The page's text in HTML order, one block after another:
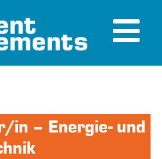
in – Energie- und